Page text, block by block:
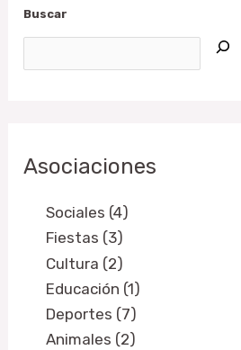
Buscar
Asociaciones
Sociales (4)
Fiestas (3)
Cultura (2)
Educación (1)
Deportes (7)
Animales (2)